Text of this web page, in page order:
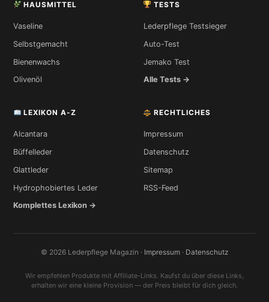
HAUSMITTEL
Vaseline
Selbstgemacht
Bienenwachs
Olivenöl
TESTS
Lederpflege Testsieger
Auto-Test
Jemako Test
Alle Tests →
LEXIKON A-Z
Alcantara
Büffelleder
Glattleder
Hydrophobiertes Leder
Komplettes Lexikon →
RECHTLICHES
Impressum
Datenschutz
Sitemap
RSS-Feed
© 2026 Lederpflege Magazin · Impressum · Datenschutz
Wir empfehlen Produkte mit Affiliate-Links. Kaufst du über diese Links,
erhalten wir eine kleine Provision — der Preis bleibt für dich gleich.